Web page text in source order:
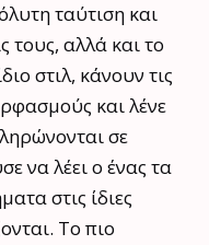
ταύτιση και
τους, αλλά και το
στιλ, κάνουν τις
και λένε
σε
να λέει ο ένας τα
στις ίδιες
Το πιο